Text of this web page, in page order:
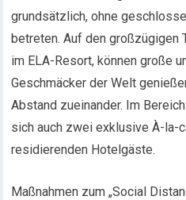
grundsätzlich, ohne
betreten. Auf den großzügigen
im ELA-Resort, können große
Geschmäcker der Welt
Abstand zueinander. Im
sich auch zwei exklusive À-la-
residierenden Hotelgäste.
Maßnahmen zum „Social